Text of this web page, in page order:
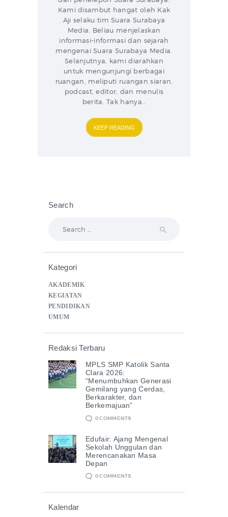
Kami disambut hangat oleh Kak
Aji selaku tim Suara Surabaya
Media. Beliau menjelaskan
informasi-informasi dan sejarah
mengenai Suara Surabaya Media.
Selanjutnya, kami diarahkan
untuk mengunjungi berbagai
ruangan, meliputi ruangan siaran,
podcast, editor, dan menulis
berita. Tak hanya…
KEEP READING
Search
Kategori
AKADEMIK
KEGIATAN
PENDIDIKAN
UMUM
Redaksi Terbaru
MPLS SMP Katolik Santa
Clara 2026:
“Menumbuhkan Generasi
Gemilang yang Cerdas,
Berkarakter, dan
Berkemajuan”
0COMMENTS
Edufair: Ajang Mengenal
Sekolah Unggulan dan
Merencanakan Masa
Depan
0COMMENTS
Kalendar